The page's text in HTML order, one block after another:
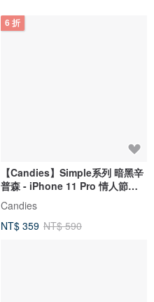
6 折
【Candies】Simple系列 暗黑辛
普森 - iPhone 11 Pro 情人節送
禮
Candies
NT$ 359 NT$ 590